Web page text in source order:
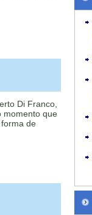
Di Franco,
momento que
de